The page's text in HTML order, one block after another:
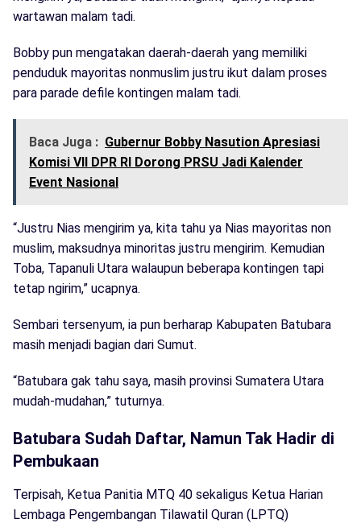
wartawan malam tadi.
Bobby pun mengatakan daerah-daerah yang memiliki
penduduk mayoritas nonmuslim justru ikut dalam proses
para parade defile kontingen malam tadi.
Baca Juga : Gubernur Bobby Nasution Apresiasi
Komisi VII DPR RI Dorong PRSU Jadi Kalender
Event Nasional
“Justru Nias mengirim ya, kita tahu ya Nias mayoritas non
muslim, maksudnya minoritas justru mengirim. Kemudian
Toba, Tapanuli Utara walaupun beberapa kontingen tapi
tetap ngirim,” ucapnya.
Sembari tersenyum, ia pun berharap Kabupaten Batubara
masih menjadi bagian dari Sumut.
“Batubara gak tahu saya, masih provinsi Sumatera Utara
mudah-mudahan,” tuturnya.
Batubara Sudah Daftar, Namun Tak Hadir di
Pembukaan
Terpisah, Ketua Panitia MTQ 40 sekaligus Ketua Harian
Lembaga Pengembangan Tilawatil Quran (LPTQ)